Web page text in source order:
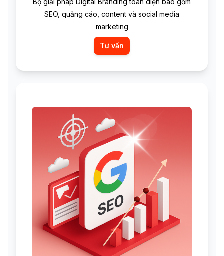
Bộ giải pháp Digital Branding toàn diện bao gồm
SEO, quảng cáo, content và social media
marketing
Tư vấn